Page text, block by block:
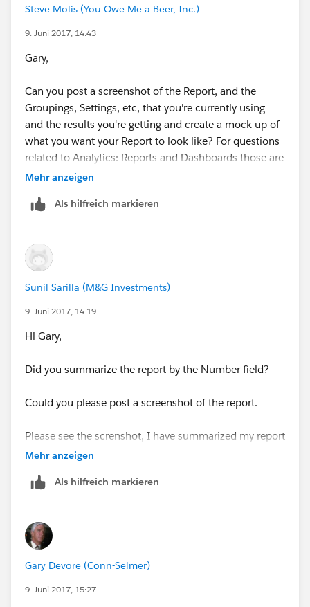
Steve Molis (You Owe Me a Beer, Inc.)
9. Juni 2017, 14:43
Gary,
Can you post a screenshot of the Report, and the
Groupings, Settings, etc, that you're currently using
and the results you're getting and create a mock-up of
what you want your Report to look like? For questions
related to Analytics: Reports and Dashboards those are
really helpful
Mehr anzeigen
Als hilfreich markieren
Sunil Sarilla (M&G Investments)
9. Juni 2017, 14:19
Hi Gary,
Did you summarize the report by the Number field?
Could you please post a screenshot of the report.
Please see the screnshot, I have summarized my report
with Amount field
Once the field is summarized, you should be able to
Mehr anzeigen
Als hilfreich markieren
Gary Devore (Conn-Selmer)
9. Juni 2017, 15:27